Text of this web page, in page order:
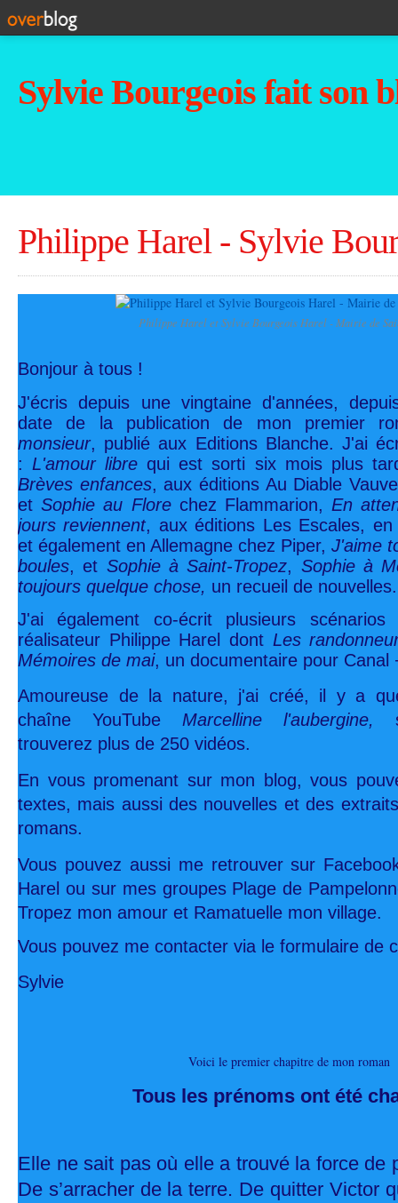
Sylvie Bourgeois fait son
Philippe Harel - Sylvie
Philippe Harel et Sylvie Bourgeois Harel - Mairie de
Bonjour à tous !
J'écris depuis une vingtaine d'années,
date de la publication de mon premier
monsieur, publié aux Editions Blanche. J'ai
: L'amour libre qui est sorti six mois plus
Brèves enfances, aux éditions Au Diable
etSophie au Florechez Flammarion, En
jours reviennent, aux éditions Les Escales,
et également en Allemagne chez Piper, J'aime
boules, et Sophie à Saint-Tropez, Sophie à
toujours quelque chose, un recueil de nouvelles.
J'ai également co-écrit plusieurs
réalisateur Philippe Harel dont Les
Mémoires de mai, un documentaire pour Canal
Amoureuse de la nature, j'ai créé, il y a
chaîne YouTube Marcelline l'aubergine,
trouverez plus de 250 vidéos.
En vous promenant sur mon blog, vous
textes, mais aussi des nouvelles et des
romans.
Vous pouvez aussi me retrouver sur
Harel ou sur mes groupes Plage de
Tropez mon amour et Ramatuelle mon village.
Vous pouvez me contacter via le formulaire de
Sylvie
Voici le premier chapitre de mon roman
Tous les prénoms ont été
Elle ne sait pas où elle a trouvé la force de
De s’arracher de la terre. De quitter Victor